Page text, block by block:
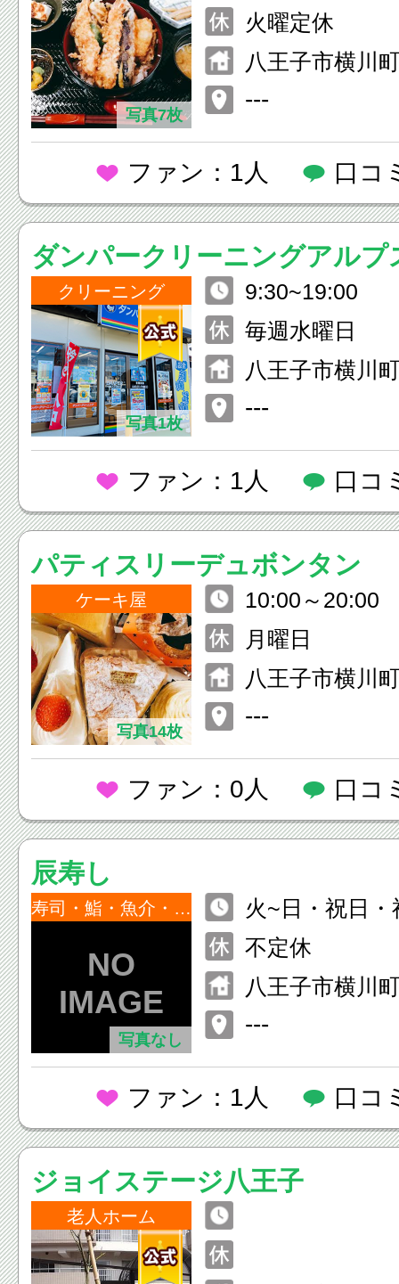
写真7枚
30~14:00 ※祝
火曜定休
八王子市横川
---
ファン：1人 口コ
ダンパークリーニングアルプ
クリーニング
写真1枚
9:30~19:00
毎週水曜日
八王子市横川
---
ファン：1人 口コ
パティスリーデュボンタン
ケーキ屋
写真14枚
10:00～20:00
月曜日
八王子市横川
---
ファン：0人 口コ
辰寿し
寿司・鮨・魚介・海鮮
写真なし
火~日・祝日
15:00（L.O.14:00）
不定休
八王子市横川
---
ファン：1人 口コ
ジョイステージ八王子
老人ホーム